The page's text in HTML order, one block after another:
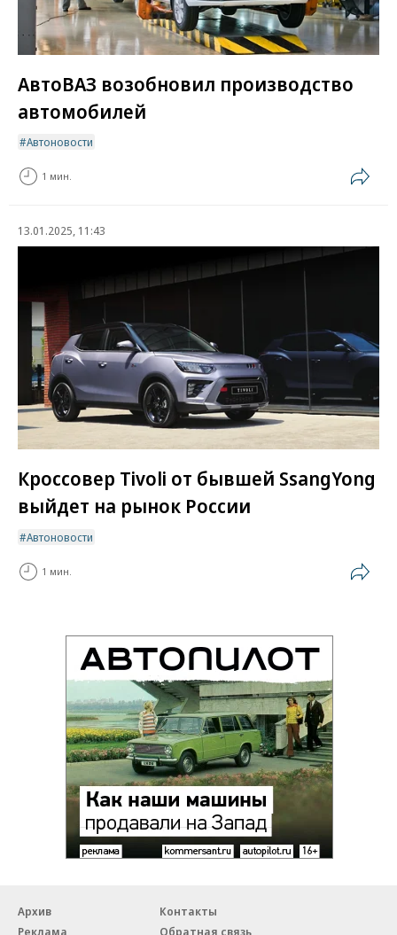
АвтоВАЗ возобновил производство
автомобилей
Автоновости
1 мин.
13.01.2025, 11:43
Кроссовер Tivoli от бывшей SsangYong
выйдет на рынок России
Автоновости
1 мин.
Архив
Контакты
Реклама
Обратная связь